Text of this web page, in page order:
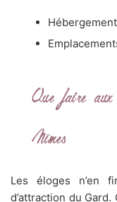
Que faire
Nîmes
Les éloges n’en
d’attraction du